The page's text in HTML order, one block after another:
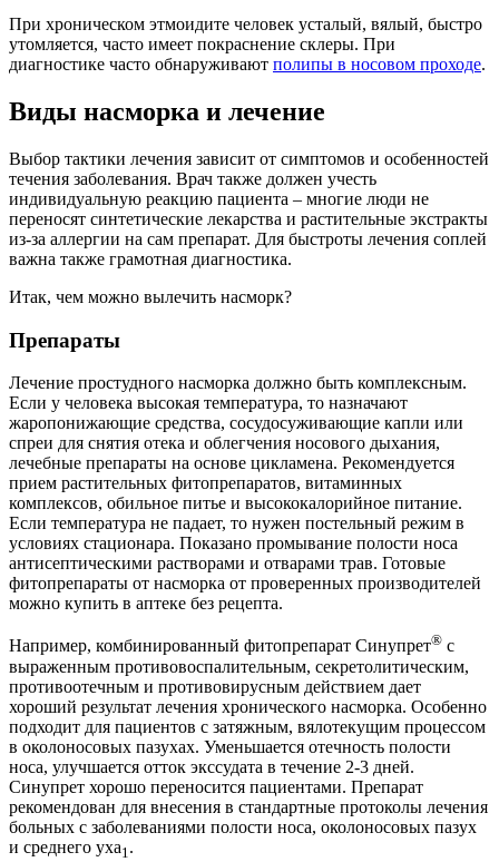
При хроническом этмоидите человек усталый, вялый, быстро
утомляется, часто имеет покраснение склеры. При
диагностике часто обнаруживают полипы в носовом проходе.
Виды насморка и лечение
Выбор тактики лечения зависит от симптомов и особенностей
течения заболевания. Врач также должен учесть
индивидуальную реакцию пациента – многие люди не
переносят синтетические лекарства и растительные экстракты
из-за аллергии на сам препарат. Для быстроты лечения соплей
важна также грамотная диагностика.
Итак, чем можно вылечить насморк?
Препараты
Лечение простудного насморка должно быть комплексным.
Если у человека высокая температура, то назначают
жаропонижающие средства, сосудосуживающие капли или
спреи для снятия отека и облегчения носового дыхания,
лечебные препараты на основе цикламена. Рекомендуется
прием растительных фитопрепаратов, витаминных
комплексов, обильное питье и высококалорийное питание.
Если температура не падает, то нужен постельный режим в
условиях стационара. Показано промывание полости носа
антисептическими растворами и отварами трав. Готовые
фитопрепараты от насморка от проверенных производителей
можно купить в аптеке без рецепта.
Например, комбинированный фитопрепарат Синупрет® с
выраженным противовоспалительным, секретолитическим,
противоотечным и противовирусным действием дает
хороший результат лечения хронического насморка. Особенно
подходит для пациентов с затяжным, вялотекущим процессом
в околоносовых пазухах. Уменьшается отечность полости
носа, улучшается отток экссудата в течение 2-3 дней.
Синупрет хорошо переносится пациентами. Препарат
рекомендован для внесения в стандартные протоколы лечения
больных с заболеваниями полости носа, околоносовых пазух
и среднего уха1 .